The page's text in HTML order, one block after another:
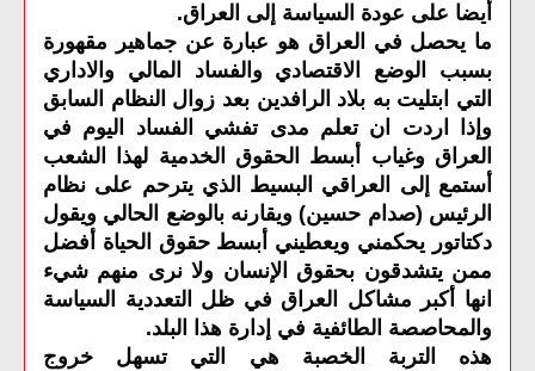
أيضا على عودة السياسة إلى العراق.
ما يحصل في العراق هو عبارة عن جماهير مقهورة
بسبب الوضع الاقتصادي والفساد المالي والاداري
التي ابتليت به بلاد الرافدين بعد زوال النظام السابق
وإذا اردت ان تعلم مدى تفشي الفساد اليوم في
العراق وغياب أبسط الحقوق الخدمية لهذا الشعب
أستمع إلى العراقي البسيط الذي يترحم على نظام
الرئيس (صدام حسين) ويقارنه بالوضع الحالي ويقول
دكتاتور يحكمني ويعطيني أبسط حقوق الحياة أفضل
ممن يتشدقون بحقوق الإنسان ولا نرى منهم شيء
انها أكبر مشاكل العراق في ظل التعددية السياسة
والمحاصصة الطائفية في إدارة هذا البلد.
هذه التربة الخصبة هي التي تسهل خروج